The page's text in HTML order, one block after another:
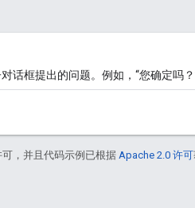
话框提出的问题。例如，“您确定吗？
，并且代码示例已根据 Apache 2.0 许可